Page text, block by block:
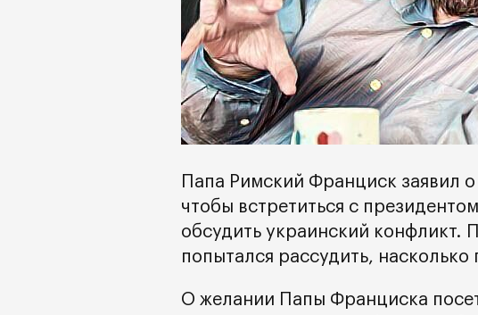
Папа Римский Франциск заявил
чтобы встретиться с
обсудить украинский конфликт.
попытался рассудить,
О желании Папы Франциска